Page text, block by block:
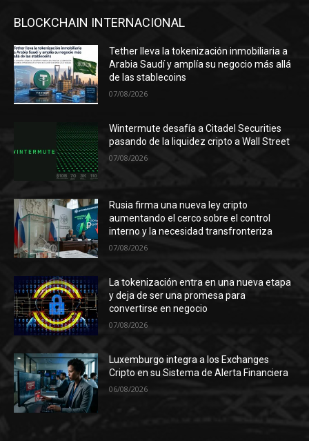
BLOCKCHAIN INTERNACIONAL
Tether lleva la tokenización inmobiliaria a
Arabia Saudí y amplía su negocio más allá
de las stablecoins
07/08/2026
Wintermute desafía a Citadel Securities
pasando de la liquidez cripto a Wall Street
07/08/2026
Rusia firma una nueva ley cripto
aumentando el cerco sobre el control
interno y la necesidad transfronteriza
07/08/2026
La tokenización entra en una nueva etapa
y deja de ser una promesa para
convertirse en negocio
07/08/2026
Luxemburgo integra a los Exchanges
Cripto en su Sistema de Alerta Financiera
06/08/2026